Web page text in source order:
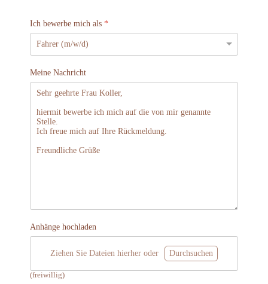
Ich bewerbe mich als *
Meine Nachricht
Anhänge hochladen
Ziehen Sie Dateien hierher oder Durchsuchen
(freiwillig)